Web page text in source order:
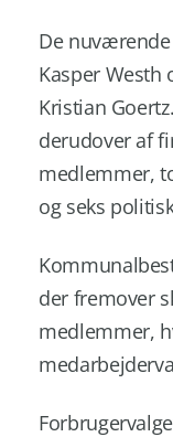
De
Kasper Westh
Kristian
derudover af
medlemmer,
og seks
der fremover
medlemmer,